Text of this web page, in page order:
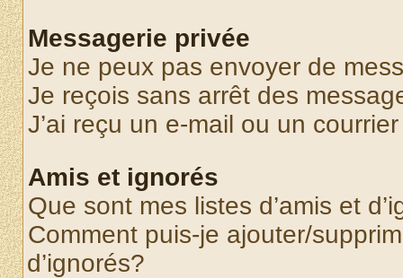
Messagerie privée
Je ne peux pas envoyer de
Je reçois sans arrêt des
J’ai reçu un e-mail ou un
Amis et ignorés
Que sont mes listes d’amis et
Comment puis-je ajouter/
d’ignorés?